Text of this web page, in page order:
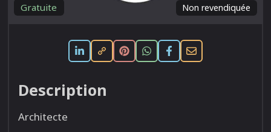
Non revendiquée
Gratuite
Description
Architecte